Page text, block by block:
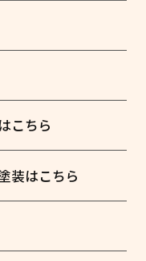
こちら
装はこちら